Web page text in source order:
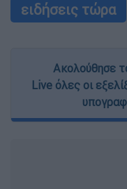
ειδήσεις τώρα
Ακολούθησε
Live όλες οι